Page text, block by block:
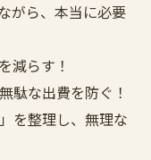
がら、本当に必要
減らす！
駄な出費を防ぐ！
を整理し、無理な